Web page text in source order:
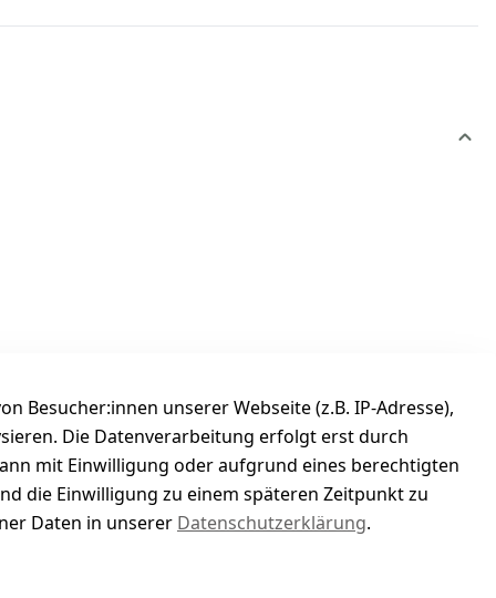
Besucher:innen unserer Webseite (z.B. IP-Adresse),
Die Datenverarbeitung erfolgt erst durch
mit Einwilligung oder aufgrund eines berechtigten
die Einwilligung zu einem späteren Zeitpunkt zu
Daten in unserer Datenschutzerklärung.